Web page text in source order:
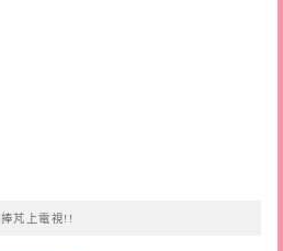
捧芃上電視!!